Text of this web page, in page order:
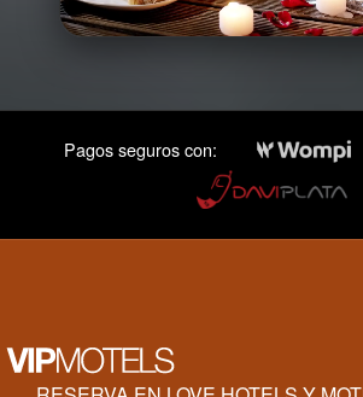
Pagos seguros con: